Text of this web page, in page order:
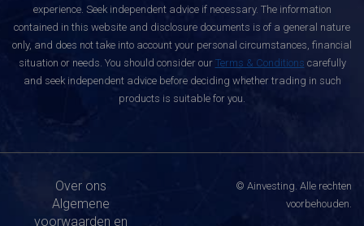
experience. Seek independent advice if necessary. The information
contained in this website and disclosure documents is of a general nature
only, and does not take into account your personal circumstances, financial
situation or needs. You should consider our Terms & Conditions carefully
and seek independent advice before deciding whether trading in such
products is suitable for you.
Over ons
Algemene
voorwaarden en
© Ainvesting. Alle rechten
voorbehouden.